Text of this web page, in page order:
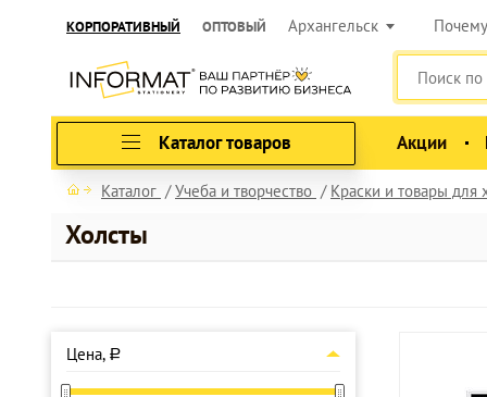
КОРПОРАТИВНЫЙ ОПТОВЫЙ Архангельск
Каталог товаров Акции
Каталог Учеба и творчество Краски и товары для
Холсты
Цена, a